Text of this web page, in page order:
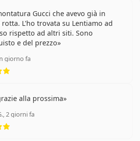
Gucci che avevo già in
rotta. L'ho trovata su Lentiamo ad
rispetto ad altri siti. Sono
e del prezzo
giorno fa
alla prossima
2 giorni fa
valutazione 5 di 5